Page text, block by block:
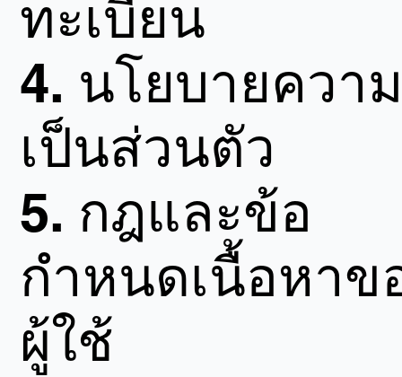
ทะเบียน
4. นโยบายควา
เป็นส่วนตัว
5. กฎและข้อ
กำหนดเนื้อหาข
ผู้ใช้